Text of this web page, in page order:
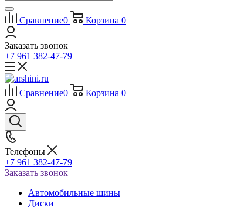
Сравнение0 Корзина 0
Заказать звонок
+7 961 382-47-79
Сравнение0 Корзина 0
Телефоны
+7 961 382-47-79
Заказать звонок
Автомобильные шины
Диски